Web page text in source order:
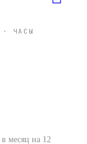
· ЧАСЫ
в месяц на 12